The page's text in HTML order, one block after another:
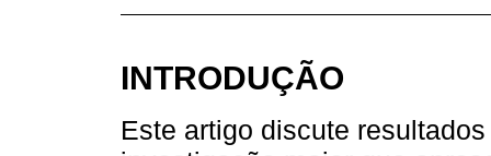
INTRODUÇÃO
Este artigo discute